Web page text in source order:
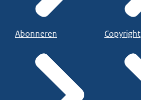
Abonneren Copyright